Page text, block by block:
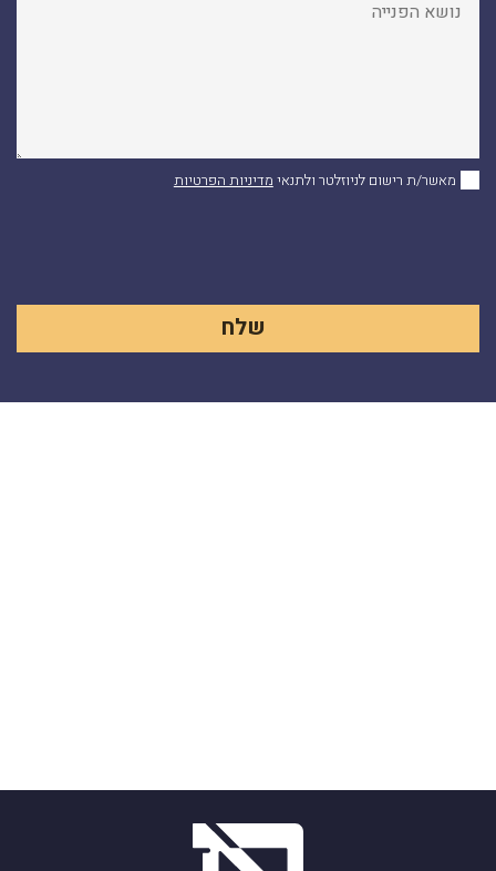
מאשר/ת רישום לניוזלטר ולתנאי מדיניות הפרטיות